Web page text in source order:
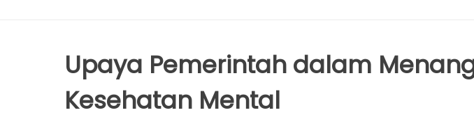
Upaya Pemerintah dalam
Kesehatan Mental